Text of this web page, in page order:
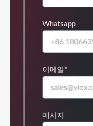
Whatsapp
이메일*
메시지